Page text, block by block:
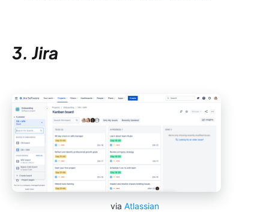
3. Jira
via Atlassian